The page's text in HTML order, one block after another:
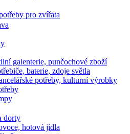
pro zvířata
galenterie, punčochové zboží
baterie, zdoje světla
potřeby, kulturní výrobky
dorty
hotová jídla